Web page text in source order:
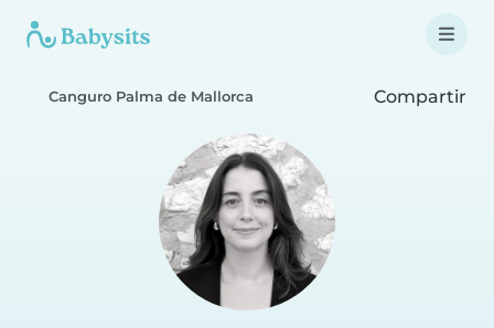
Canguro Palma de Mallorca Compartir